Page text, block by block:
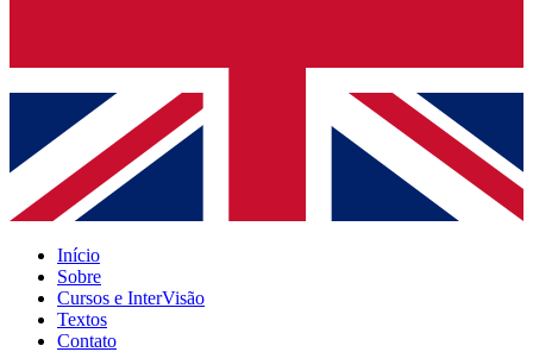
Início
Sobre
Cursos e InterVisão
Textos
Contato